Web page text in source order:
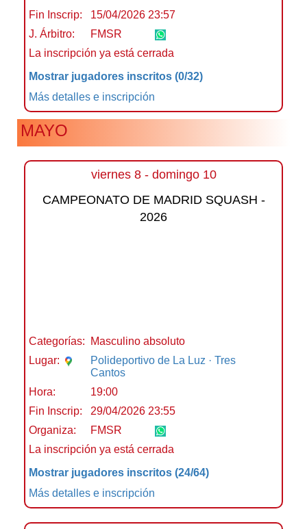
Fin Inscrip:
15/04/2026 23:57
J. Árbitro:
FMSR
La inscripción ya está cerrada
Mostrar jugadores inscritos (0/32)
Más detalles e inscripción
MAYO
viernes 8 - domingo 10
CAMPEONATO DE MADRID SQUASH -
2026
Categorías:
Masculino absoluto
Lugar:
Polideportivo de La Luz · Tres
Cantos
Hora:
19:00
Fin Inscrip:
29/04/2026 23:55
Organiza:
FMSR
La inscripción ya está cerrada
Mostrar jugadores inscritos (24/64)
Más detalles e inscripción